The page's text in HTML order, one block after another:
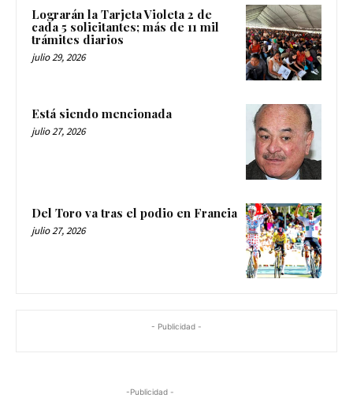
Lograrán la Tarjeta Violeta 2 de
cada 5 solicitantes; más de 11 mil
trámites diarios
julio 29, 2026
Está siendo mencionada
julio 27, 2026
Del Toro va tras el podio en Francia
julio 27, 2026
- Publicidad -
-Publicidad -